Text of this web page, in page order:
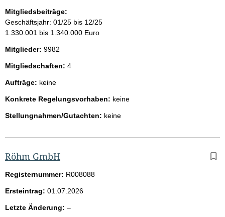
Mitgliedsbeiträge:
Geschäftsjahr: 01/25 bis 12/25
1.330.001 bis 1.340.000 Euro
Mitglieder: 9982
Mitgliedschaften: 4
Aufträge: keine
Konkrete Regelungsvorhaben: keine
Stellungnahmen/Gutachten: keine
Röhm GmbH
Registernummer: R008088
Ersteintrag: 01.07.2026
Letzte Änderung: –l